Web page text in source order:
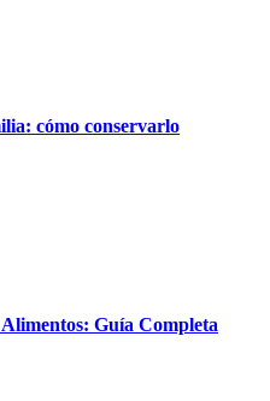
cómo conservarlo
Guía Completa